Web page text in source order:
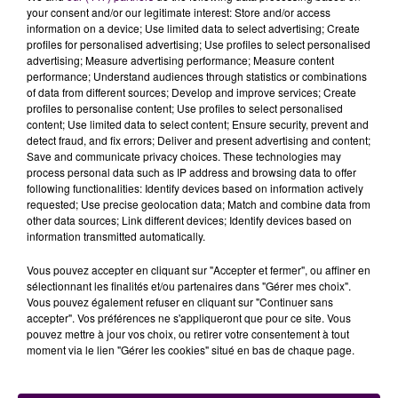
"IL N’Y A AUCUNE EMBROUILLE"
Ce déménagement, c’est aussi l’occasion pour
"Magemalte"d’ouvrir son propre bar.Un espace pub
your consent and/or our legitimate interest: Store and/or access
information on a device; Use limited data to select advertising; Create
profiles for personalised advertising; Use profiles to select personalised
advertising; Measure advertising performance; Measure content
performance; Understand audiences through statistics or combinations
of data from different sources; Develop and improve services; Create
profiles to personalise content; Use profiles to select personalised
content; Use limited data to select content; Ensure security, prevent and
detect fraud, and fix errors; Deliver and present advertising and content;
Save and communicate privacy choices. These technologies may
process personal data such as IP address and browsing data to offer
following functionalities: Identify devices based on information actively
requested; Use precise geolocation data; Match and combine data from
other data sources; Link different devices; Identify devices based on
information transmitted automatically.
Vous pouvez accepter en cliquant sur "Accepter et fermer", ou affiner en
sélectionnant les finalités et/ou partenaires dans "Gérer mes choix".
Vous pouvez également refuser en cliquant sur "Continuer sans
accepter". Vos préférences ne s'appliqueront que pour ce site. Vous
pouvez mettre à jour vos choix, ou retirer votre consentement à tout
moment via le lien "Gérer les cookies" situé en bas de chaque page.